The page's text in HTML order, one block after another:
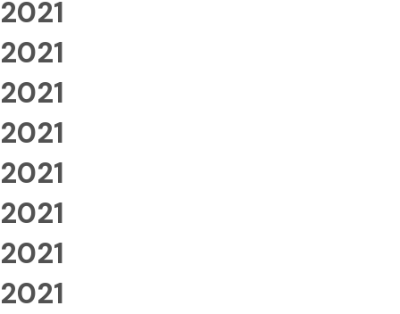
2021
2021
2021
2021
2021
2021
2021
2021